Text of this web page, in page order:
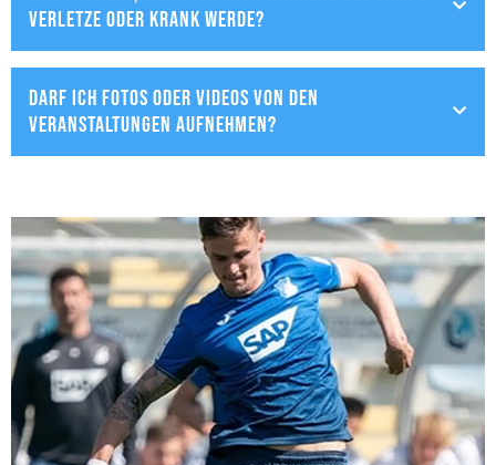
verletze oder krank werde?
Darf ich Fotos oder Videos von den
Veranstaltungen aufnehmen?